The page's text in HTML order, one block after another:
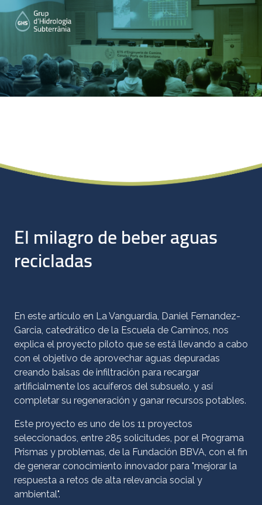
El milagro de beber aguas
recicladas
En este artículo en La Vanguardia, Daniel Fernandez-
Garcia, catedrático de la Escuela de Caminos, nos
explica el proyecto piloto que se está llevando a cabo
con el objetivo de aprovechar aguas depuradas
creando balsas de infiltración para recargar
artificialmente los acuíferos del subsuelo, y así
completar su regeneración y ganar recursos potables.
Este proyecto es uno de los 11 proyectos
seleccionados, entre 285 solicitudes, por el Programa
Prismas y problemas, de la Fundación BBVA, con el fin
de generar conocimiento innovador para "mejorar la
respuesta a retos de alta relevancia social y
ambiental".